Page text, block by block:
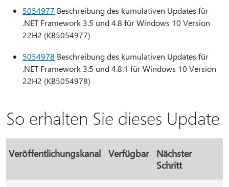
5054977 Beschreibung des kumulativen Updates für
.NET Framework 3.5 und 4.8 für Windows 10 Version
22H2 (KB5054977)
5054978 Beschreibung des kumulativen Updates für
.NET Framework 3.5 und 4.8.1 für Windows 10 Version
22H2 (KB5054978)
So erhalten Sie dieses Update
Veröffentlichungskanal Verfügbar
Nächster
Schritt